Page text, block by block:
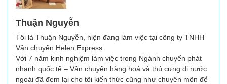
Thuận Nguyễn
Tôi là Thuận Nguyễn , hiện đang làm việc tại công ty TNHH
Vận chuyển Helen Express.
Với 7 năm kinh nghiệm làm việc trong Ngành chuyển phát
nhanh quốc tế – Vận chuyển hàng hoá và thú cưng đi nước
ngoài đã đem lại cho tôi kiến thức cũng như chuyên môn để